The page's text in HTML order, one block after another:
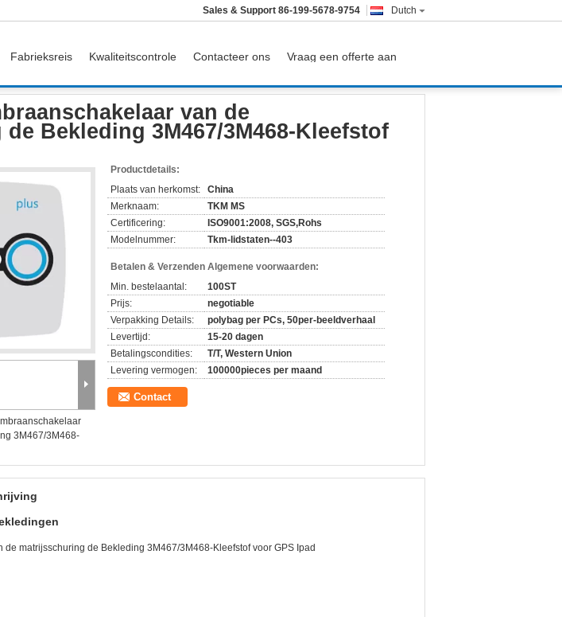
Dutch
Sales & Support 86-199-5678-9754
Fabrieksreis Kwaliteitscontrole Contacteer ons Vraag een offerte aan
van de
Bekleding 3M467/3M468-Kleefstof
3M467/3M468-
Productdetails:
Plaats van herkomst:
China
Merknaam:
TKM MS
Certificering:
ISO9001:2008, SGS,Rohs
Modelnummer:
Tkm-lidstaten--403
Betalen & Verzenden Algemene voorwaarden:
Min. bestelaantal:
100ST
Prijs:
negotiable
Verpakking Details:
polybag per PCs, 50per-beeldverhaal
Levertijd:
15-20 dagen
Betalingscondities:
T/T, Western Union
Levering vermogen:
100000pieces per maand
Contact
matrijsschuring de Bekleding 3M467/3M468-Kleefstof voor GPS Ipad